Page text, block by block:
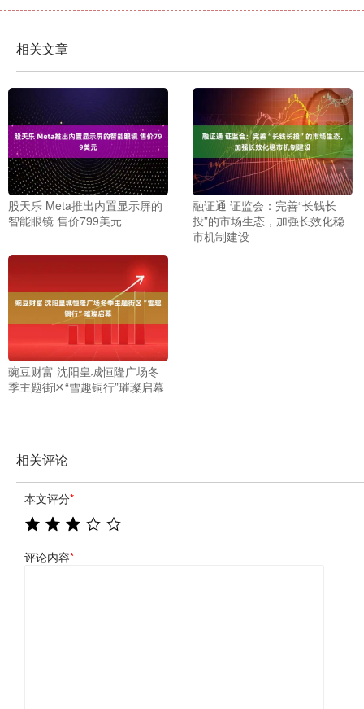
相关文章
股天乐 Meta推出内置显示屏的
智能眼镜 售价799美元
融证通 证监会：完善“长钱长
投”的市场生态，加强长效化稳
市机制建设
豌豆财富 沈阳皇城恒隆广场冬
季主题街区“雪趣铜行”璀璨启幕
相关评论
本文评分*
评论内容*